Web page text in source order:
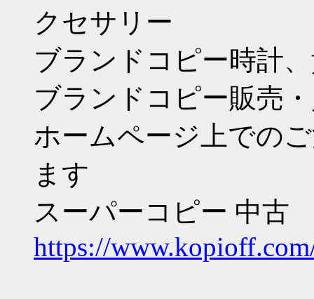
クセサリー
ブランドコピー時計
ブランドコピー販売
ホームページ上での
ます
スーパーコピー 中古
https://